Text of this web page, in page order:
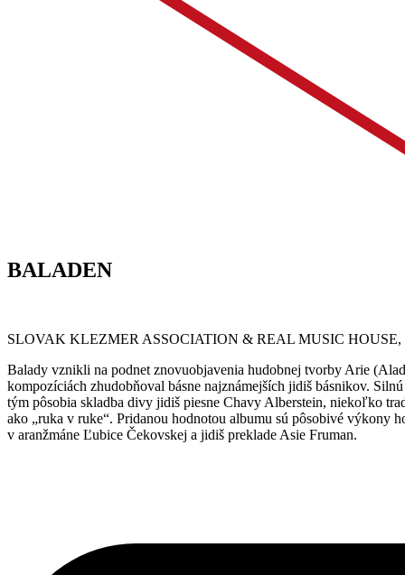
BALADEN
SLOVAK KLEZMER ASSOCIATION & REAL MUSIC HOUSE,
Balady vznikli na podnet znovuobjavenia hudobnej tvorby Arie
kompozíciách zhudobňoval básne najznámejších jidiš básnikov.
tým pôsobia skladba divy jidiš piesne Chavy Alberstein, niekoľko
ako „ruka v ruke“. Pridanou hodnotou albumu sú pôsobivé výkony
v aranžmáne Ľubice Čekovskej a jidiš preklade Asie Fruman.